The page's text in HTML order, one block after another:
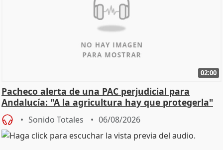
02:00
Pacheco alerta de una PAC perjudicial para
Andalucía: "A la agricultura hay que protegerla"
Sonido Totales 06/08/2026